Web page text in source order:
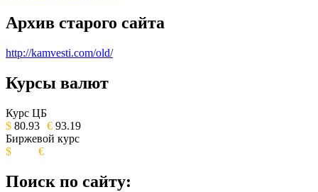
Архив старого сайта
http://kamvesti.com/old/
ОБЩЕСТВЕННО-ПОЛИТИЧЕСКОЕ
ИЗДАНИЕ КАМЧАТСКОГО КРАЯ.
Курсы валют
Курс ЦБ
$ 80.93 € 93.19
Биржевой курс
$
€
Поиск по сайту: